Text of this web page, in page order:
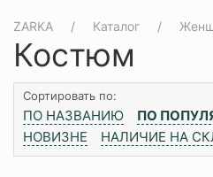
ZARKA Каталог
Костюм
Сортировать по:
ПО НАЗВАНИЮ ПО
НОВИЗНЕ
НАЛИЧИЕ НА